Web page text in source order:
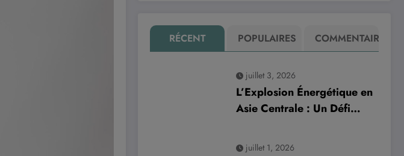
RÉCENT POPULAIRES COMMENTAIRE
juillet 3, 2026
L’Explosion Énergétique en
Asie Centrale : Un Défi
Investissements Globaux
juillet 1, 2026